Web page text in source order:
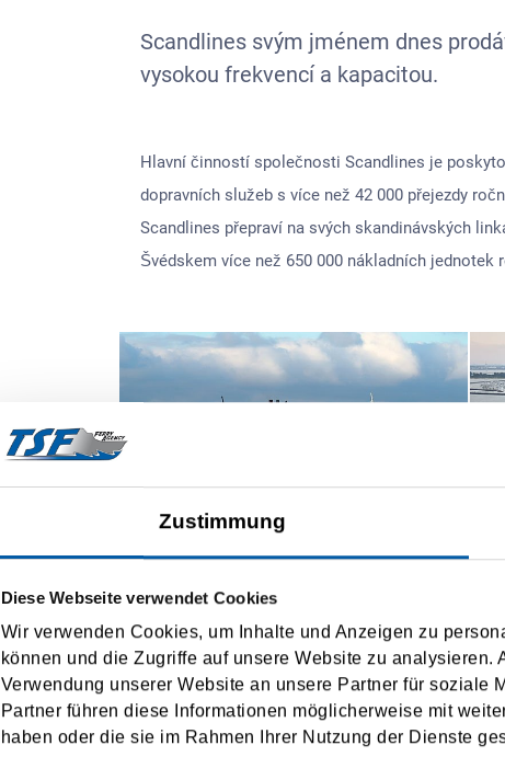
Zustimmung
Diese Webseite verwendet Cookies
Wir verwenden Cookies, um Inhalte und Anzeigen zu
können und die Zugriffe auf unsere Website zu analysieren.
Verwendung unserer Website an unsere Partner für soziale
Partner führen diese Informationen möglicherweise mit
haben oder die sie im Rahmen Ihrer Nutzung der Dienste
Scandlines svým jménem dnes
vysokou frekvencí a kapacitou.
Hlavní činností společnosti Scandlines je
dopravních služeb s více než 42 000 přejezdy
Scandlines přepraví na svých skandinávských
Švédskem více než 650 000 nákladních jednotek
VŠECHNA
TRAJEKTOVÁ
FAQ